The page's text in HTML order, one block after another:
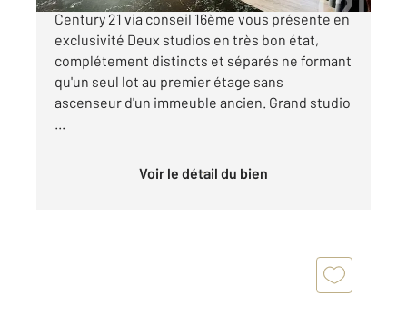
Century 21 via conseil 16ème vous présente en
exclusivité Deux studios en très bon état,
complétement distincts et séparés ne formant
qu'un seul lot au premier étage sans
ascenseur d'un immeuble ancien. Grand studio
...
Voir le détail du bien